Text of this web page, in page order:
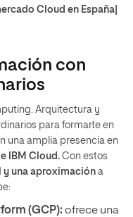
Cloud en España|
con
Arquitectura y
para formarte en
una amplia presencia en
IBM Cloud. Con estos
y una aproximación a
(GCP): ofrece una